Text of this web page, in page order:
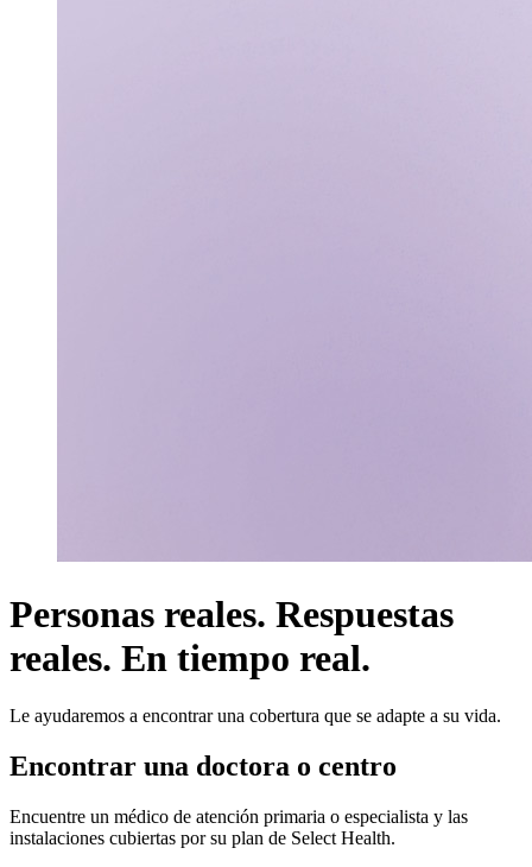
Personas reales. Respuestas
reales. En tiempo real.
Le ayudaremos a encontrar una cobertura que se adapte a su vida.
Encontrar una doctora o centro
Encuentre un médico de atención primaria o especialista y las
instalaciones cubiertas por su plan de Select Health.